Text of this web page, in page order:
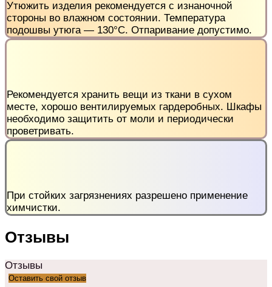
Утюжить изделия рекомендуется с изнаночной
стороны во влажном состоянии. Температура
подошвы утюга — 130°С. Отпаривание допустимо.
Рекомендуется хранить вещи из ткани в сухом
месте, хорошо вентилируемых гардеробных. Шкафы
необходимо защитить от моли и периодически
проветривать.
При стойких загрязнениях разрешено применение
химчистки.
Отзывы
Отзывы
Оставить свой отзыв